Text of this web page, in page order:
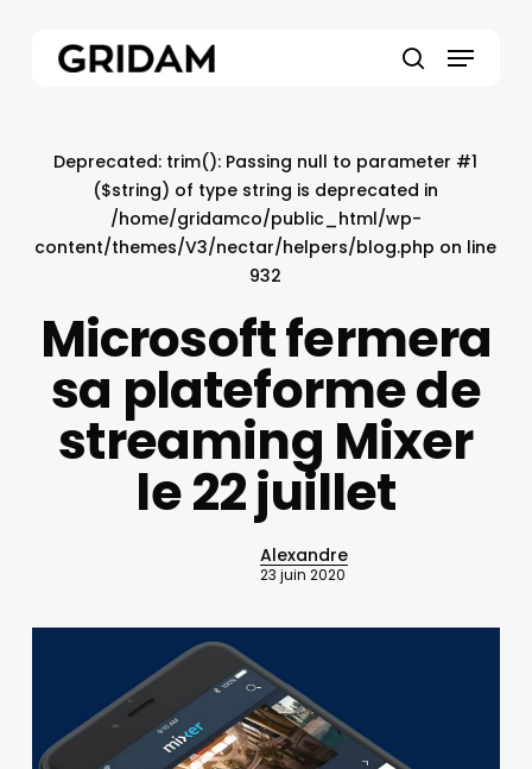
Menu
Deprecated: trim(): Passing null to parameter #1
($string) of type string is deprecated in
/home/gridamco/public_html/wp-
content/themes/V3/nectar/helpers/blog.php on line
932
Microsoft fermera
sa plateforme de
streaming Mixer
le 22 juillet
Alexandre
23 juin 2020